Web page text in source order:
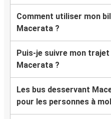
Comment utiliser mon
Macerata ?
Puis-je suivre mon
Macerata ?
Les bus desservant
pour les personnes à